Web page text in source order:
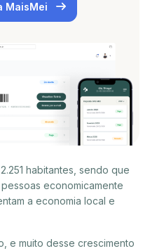
MaisMei
habitantes, sendo que
economicamente
a economia local e
e muito desse crescimento